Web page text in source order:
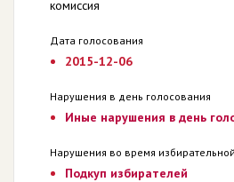
комиссия
Дата голосования
2015-12-06
Нарушения в день голосования
Иные нарушения в день
Нарушения во время
Подкуп избирателей